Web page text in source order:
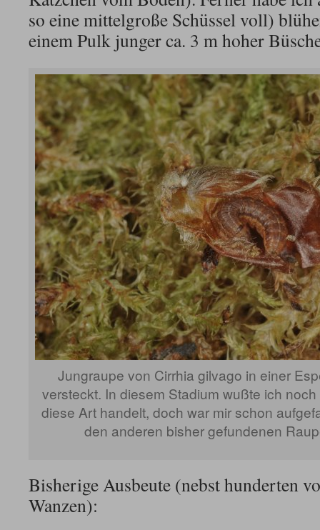
so eine mittelgroße Schüssel voll)
einem Pulk junger ca. 3 m hoher
Jungraupe von Cirrhia gilvago in einer
versteckt. In diesem Stadium wußte ich
diese Art handelt, doch war mir schon
den anderen bisher gefundenen
Bisherige Ausbeute (nebst hunderten
Wanzen):